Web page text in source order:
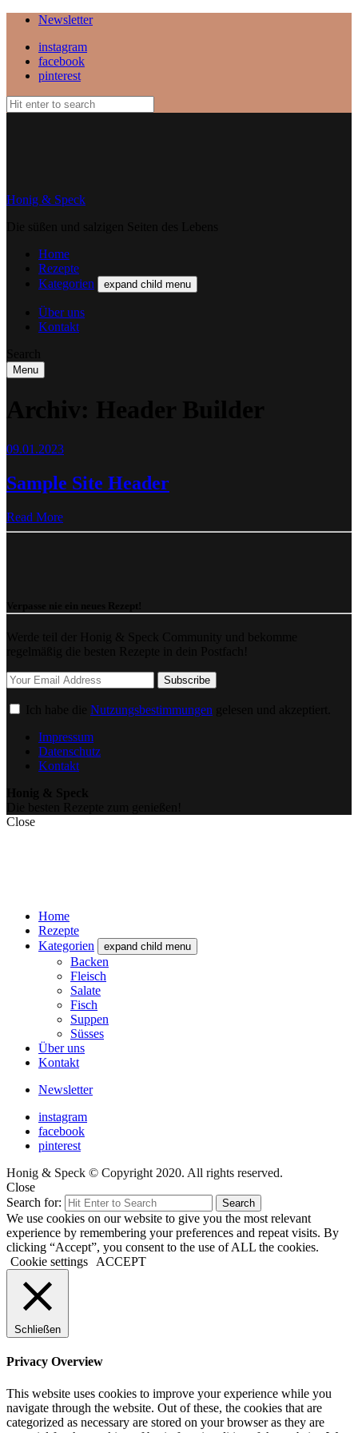
Newsletter
instagram
facebook
pinterest
Honig & Speck
Home
Rezepte
Kategorien
expand child menu
Über uns
Kontakt
Menu
09.01.2023
Sample Site Header
Read More
Nutzungsbestimmungen
Impressum
Datenschutz
Kontakt
Close
Home
Rezepte
Kategorien
expand child menu
Backen
Fleisch
Salate
Fisch
Suppen
Süsses
Über uns
Kontakt
Newsletter
instagram
facebook
pinterest
Honig & Speck © Copyright 2020. All rights reserved.
Close
Search for:
Search
We use cookies on our website to give you the most relevant
experience by remembering your preferences and repeat visits. By
clicking “Accept”, you consent to the use of ALL the cookies.
Cookie settings
ACCEPT
Schließen
Privacy Overview
This website uses cookies to improve your experience while you
navigate through the website. Out of these, the cookies that are
categorized as necessary are stored on your browser as they are